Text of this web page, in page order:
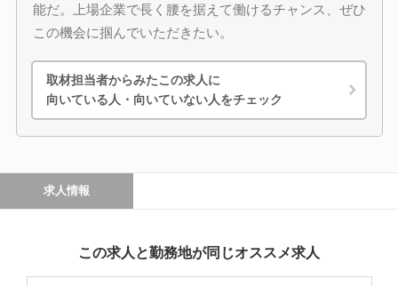
能だ。上場企業で長く腰を据えて働けるチャンス、ぜひ
この機会に掴んでいただきたい。
取材担当者からみたこの求人に
向いている人・向いていない人をチェック
求人情報
この求人と勤務地が同じオススメ求人